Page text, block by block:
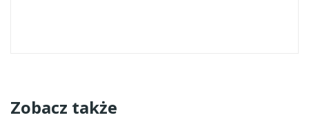
Zobacz także